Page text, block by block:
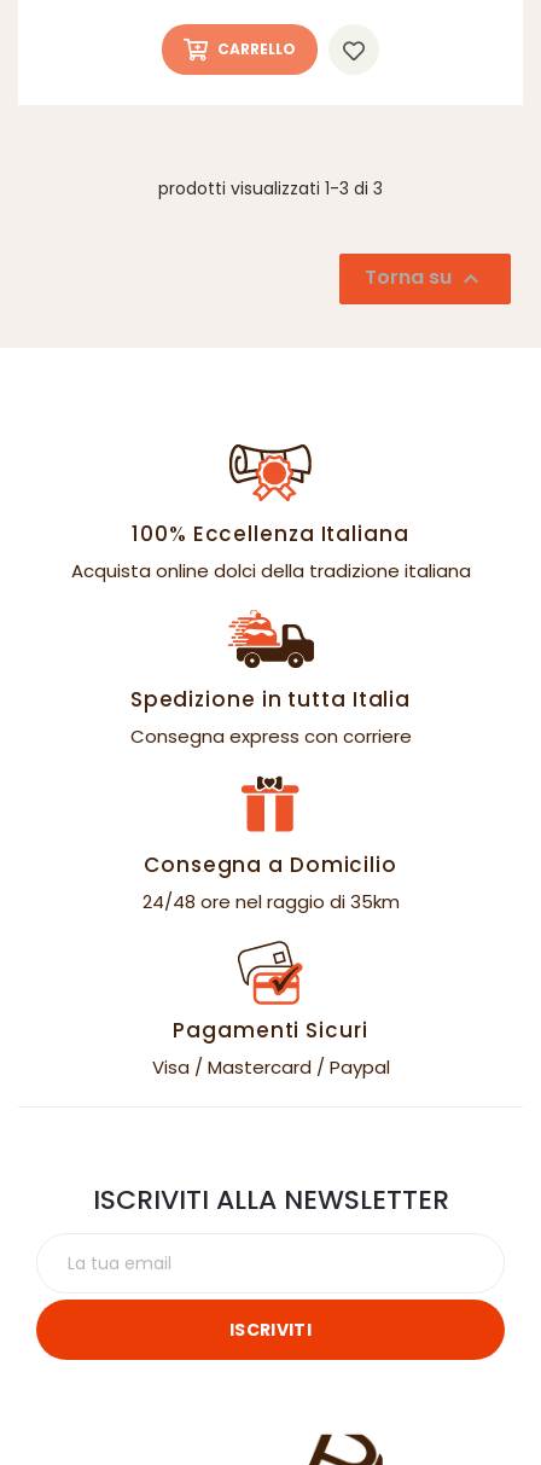
CARRELLO
prodotti visualizzati 1-3 di 3
Torna su 
100% Eccellenza Italiana
Acquista online dolci della tradizione italiana
Spedizione in tutta Italia
Consegna express con corriere
Consegna a Domicilio
24/48 ore nel raggio di 35km
Pagamenti Sicuri
Visa / Mastercard / Paypal
ISCRIVITI ALLA NEWSLETTER
ISCRIVITI